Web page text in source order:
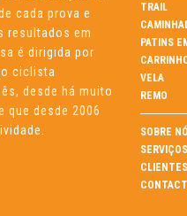
cada prova e
resultados em
é dirigida por
ciclista
desde há muito
que desde 2006
TRAIL
PATINS
VELA
REMO
SOBRE
SERVIÇOS
CLIENTES